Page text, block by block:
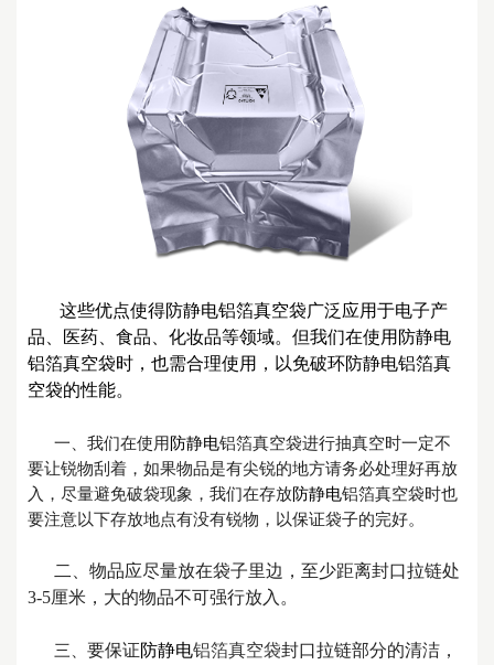
这些优点使得防静电铝箔真空袋广泛应用于电子产
品、医药、食品、化妆品等领域。但我们在使用防静电
铝箔真空袋时，也需合理使用，以免破环防静电铝箔真
空袋的性能。
一、 我们在使用 防静电铝箔真空袋进行抽真空时一定不
要让锐物刮着，如果物品是有尖锐的地方请务必处理好再放
入，尽量避免破袋现象，我们在存放防静电铝箔真空袋时也
要注意以下存放地点有没有锐物，以保证袋子的完好。
二、物品应尽量放在袋子里边，至少距离封口拉链处
3-5厘米，大的物品不可强行放入。
三、 要保证防静电铝箔真空袋封口拉链部分的清洁，